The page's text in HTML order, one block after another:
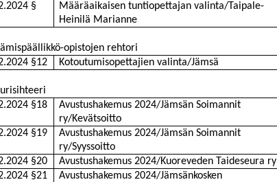
§
Määräaikaisen tuntiopettajan valinta/Taipale-
Heinilä Marianne
opistojen rehtori
§12
Kotoutumisopettajien valinta/Jämsä
§18
Avustushakemus 2024/Jämsän Soimannit
ry/Kevätsoitto
§19
Avustushakemus 2024/Jämsän Soimannit
ry/Syyssoitto
§20
Avustushakemus 2024/Kuoreveden Taideseura ry
§21
Avustushakemus 2024/Jämsänkosken